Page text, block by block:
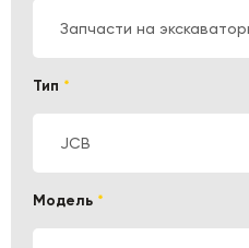
Запчасти на
Тип *
JCB
Модель *